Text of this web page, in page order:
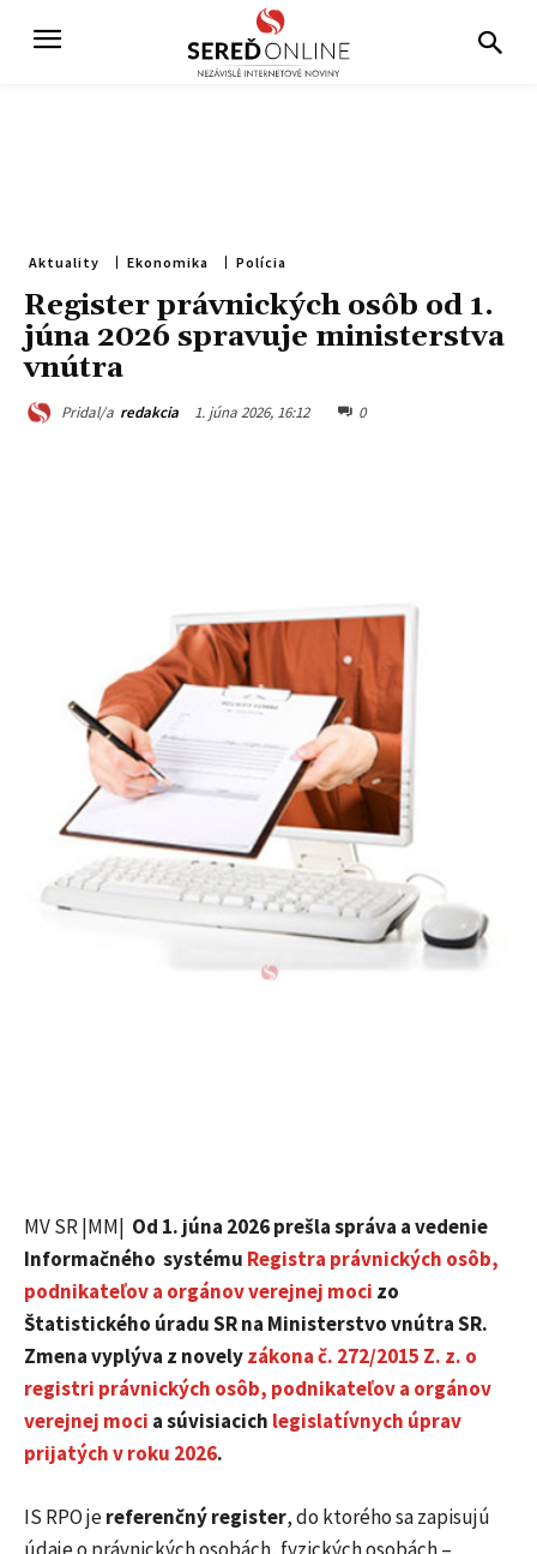
Aktuality Ekonomika Polícia
Register právnických osôb od 1.
júna 2026 spravuje ministerstva
vnútra
Pridal/a redakcia 1. júna 2026, 16:12 0
MV SR |MM| Od 1. júna 2026 prešla správa a vedenie
Informačného systému Registra právnických osôb,
podnikateľov a orgánov verejnej moci zo
Štatistického úradu SR na Ministerstvo vnútra SR.
Zmena vyplýva z novelyzákona č. 272/2015 Z. z. o
registri právnických osôb, podnikateľov a orgánov
verejnej moci a súvisiacich legislatívnych úprav
prijatých v roku 2026.
IS RPO jereferenčný register, do ktorého sa zapisujú